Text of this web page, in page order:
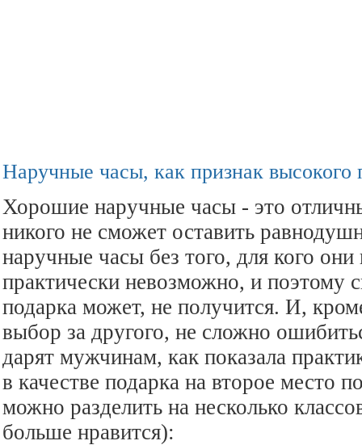
Наручные часы, как признак высокого
Хорошие наручные часы - это
никого не сможет оставить
наручные часы без того, для кого
практически невозможно, и поэтому
подарка может, не получится. И,
выбор за другого, не сложно
дарят мужчинам, как показала
в качестве подарка на второе место
можно разделить на несколько
больше нравится):